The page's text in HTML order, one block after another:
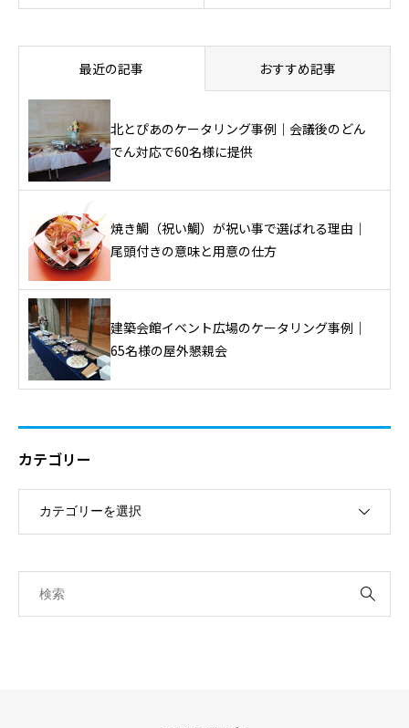
最近の記事 おすすめ記事
北とぴあのケータリング事例｜会議後のどん
でん対応で60名様に提供
焼き鯛（祝い鯛）が祝い事で選ばれる理由｜
尾頭付きの意味と用意の仕方
建築会館イベント広場のケータリング事例｜
65名様の屋外懇親会
カテゴリー